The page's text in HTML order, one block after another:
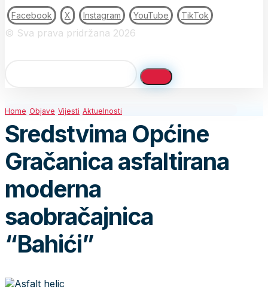
Facebook X Instagram YouTube TikTok
© Sva prava pridržana 2026
Home Objave Vijesti Aktuelnosti
Sredstvima Općine
Gračanica asfaltirana
moderna
saobračajnica
“Bahići”